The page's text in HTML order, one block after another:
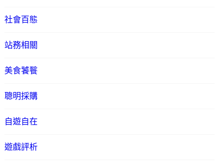
社會百態
站務相關
美食饕餮
聰明採購
自遊自在
遊戲評析